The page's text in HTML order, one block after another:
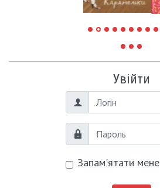
Увійти
Логін
Пароль
Запам'ятати мене